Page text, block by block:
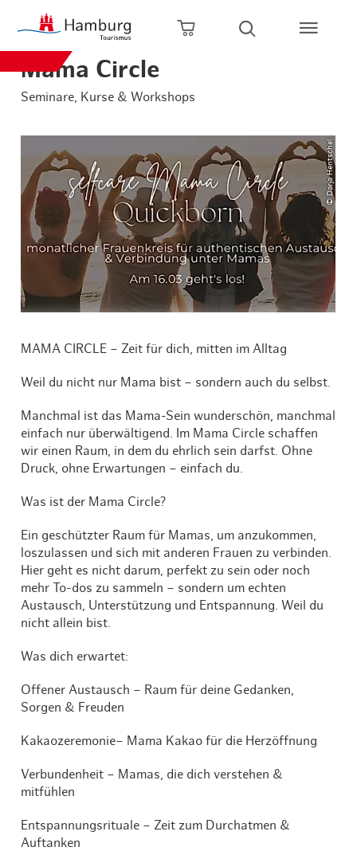
Zum Hauptinhalt springen
Zur Hauptnavigation springen
Zur Volltextsuche springen
Zum Footer springen
Warenkorb öffnen
Suche öffnen
Mama Circle
Seminare, Kurse & Workshops
© Darja Hentschel
MAMA CIRCLE – Zeit für dich, mitten im Alltag
Weil du nicht nur Mama bist – sondern auch du selbst.
Manchmal ist das Mama-Sein wunderschön, manchmal
einfach nur überwältigend. Im Mama Circle schaffen
wir einen Raum, in dem du ehrlich sein darfst. Ohne
Druck, ohne Erwartungen – einfach du.
Was ist der Mama Circle?
Ein geschützter Raum für Mamas, um anzukommen,
loszulassen und sich mit anderen Frauen zu verbinden.
Hier geht es nicht darum, perfekt zu sein oder noch
mehr To-dos zu sammeln – sondern um echten
Austausch, Unterstützung und Entspannung. Weil du
nicht allein bist.
Was dich erwartet:
Offener Austausch – Raum für deine Gedanken,
Sorgen & Freuden
Kakaozeremonie– Mama Kakao für die Herzöffnung
Verbundenheit – Mamas, die dich verstehen &
mitfühlen
Entspannungsrituale – Zeit zum Durchatmen &
Auftanken